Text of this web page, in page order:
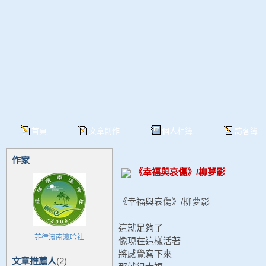
首頁 文章創作 個人相簿 訪客簿
作家
菲律濱南瀛吟社
文章推薦人(2)
《幸福與哀傷》/柳夢影
《幸福與哀傷》/柳夢影
這就足夠了
像現在這樣活著
將感覺寫下來